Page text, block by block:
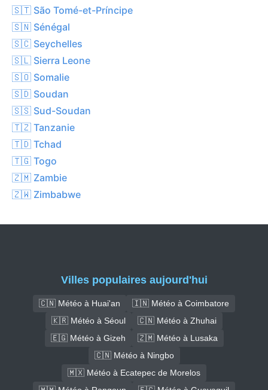
🇸🇹 São Tomé-et-Príncipe
🇸🇳 Sénégal
🇸🇨 Seychelles
🇸🇱 Sierra Leone
🇸🇴 Somalie
🇸🇩 Soudan
🇸🇸 Sud-Soudan
🇹🇿 Tanzanie
🇹🇩 Tchad
🇹🇬 Togo
🇿🇲 Zambie
🇿🇼 Zimbabwe
Villes populaires aujourd'hui
🇨🇳 Météo à Huai'an
🇮🇳 Météo à Coimbatore
🇰🇷 Météo à Séoul
🇨🇳 Météo à Zhuhai
🇪🇬 Météo à Gizeh
🇿🇲 Météo à Lusaka
🇨🇳 Météo à Ningbo
🇲🇽 Météo à Ecatepec de Morelos